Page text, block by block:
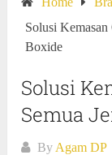
Solusi Kemasan
Boxide
Solusi
Semua
By Agam DP